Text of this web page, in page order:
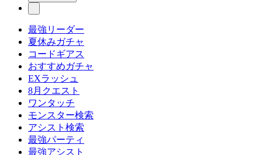
最強リーダー
夏休みガチャ
コードギアス
おすすめガチャ
EXラッシュ
8月クエスト
ワンタッチ
モンスター検索
アシスト検索
最強パーティ
最強アシスト